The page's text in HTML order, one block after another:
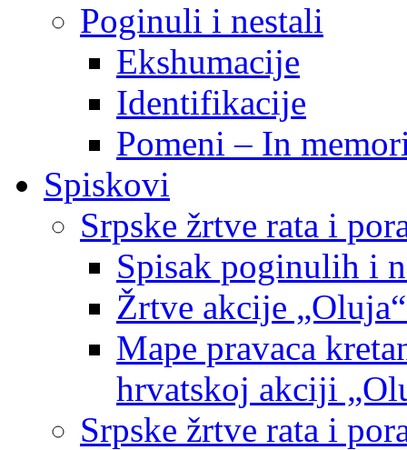
Poginuli i nestali
Ekshumacije
Identifikacije
Pomeni – In
Spiskovi
Srpske žrtve rata i
Spisak poginulih i
Žrtve akcije
Mape pravaca
hrvatskoj akciji
Srpske žrtve rata i